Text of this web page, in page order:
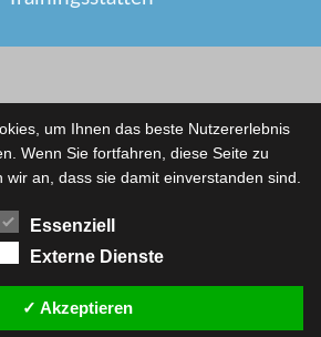
um Ihnen das beste Nutzererlebnis
Wenn Sie fortfahren, diese Seite zu
wir an, dass sie damit einverstanden sind.
Essenziell
Externe Dienste
✓ Akzeptieren